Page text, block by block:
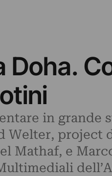
Doha.
in
Welter, project
Mathaf, e